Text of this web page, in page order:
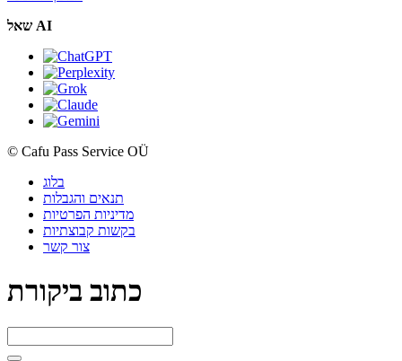
שאל AI
© Cafu Pass Service OÜ
בלוג
תנאים והגבלות
מדיניות הפרטיות
בקשות קבוצתיות
צור קשר
כתוב ביקורת